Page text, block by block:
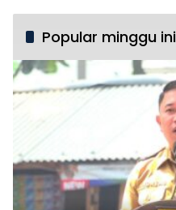
Popular minggu ini